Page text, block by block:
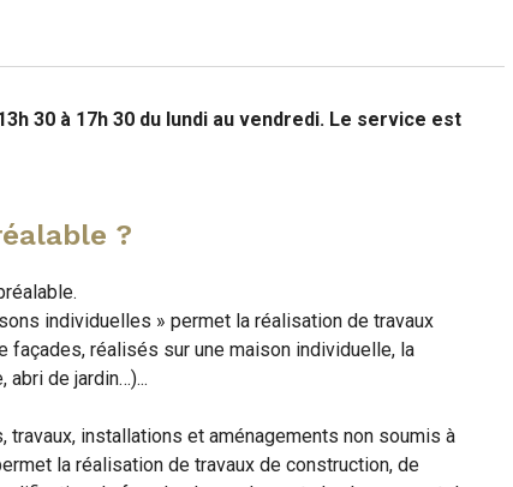
30 à 17h 30 du lundi au vendredi. Le service est
?
individuelles » permet la réalisation de travaux
façades, réalisés sur une maison individuelle, la
abri de jardin…)...
travaux, installations et aménagements non soumis à
la réalisation de travaux de construction, de